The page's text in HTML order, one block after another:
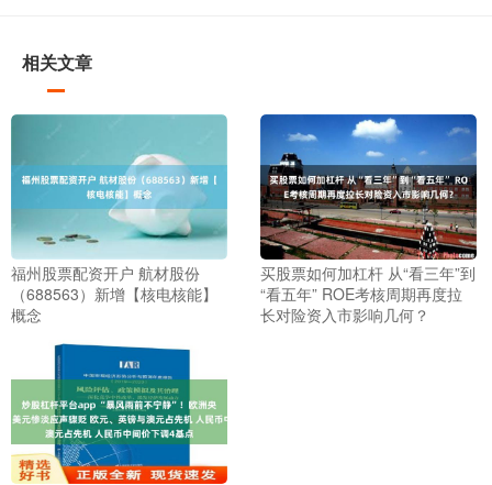
相关文章
福州股票配资开户 航材股份
（688563）新增【核电核能】
概念
买股票如何加杠杆 从“看三年”到
“看五年” ROE考核周期再度拉
长对险资入市影响几何？